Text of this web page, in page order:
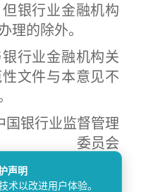
银行业金融机构
理的除外。
行业金融机构关
文件与本意见不
行业监督管理
委员会
年10月24日
声明
术以改进用户体验。